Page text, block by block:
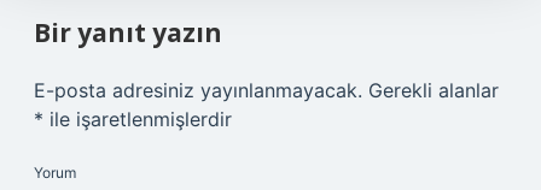
Bir yanıt yazın
E-posta adresiniz yayınlanmayacak. Gerekli alanlar
* ile işaretlenmişlerdir
Yorum